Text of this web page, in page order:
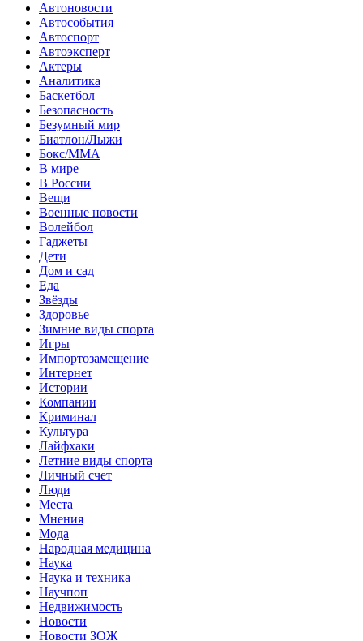
Автоновости
Автособытия
Автоспорт
Автоэксперт
Актеры
Аналитика
Баскетбол
Безопасность
Безумный мир
Биатлон/Лыжи
Бокс/MMA
В мире
В России
Вещи
Военные новости
Волейбол
Гаджеты
Дети
Дом и сад
Еда
Звёзды
Здоровье
Зимние виды спорта
Игры
Импортозамещение
Интернет
Истории
Компании
Криминал
Культура
Лайфхаки
Летние виды спорта
Личный счет
Люди
Места
Мнения
Мода
Народная медицина
Наука
Наука и техника
Научпоп
Недвижимость
Новости
Новости ЗОЖ